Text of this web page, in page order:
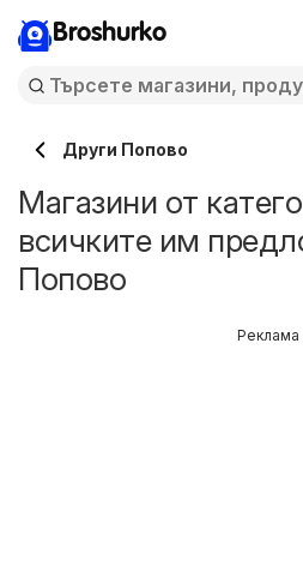
Broshurko
Други Попово
Магазини от
всичките им
Попово
Реклама